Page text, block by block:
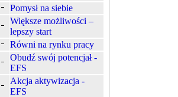
Pomysł na siebie
Większe możliwości –
lepszy start
Równi na rynku pracy
Obudź swój potencjał -
EFS
Akcja aktywizacja -
EFS